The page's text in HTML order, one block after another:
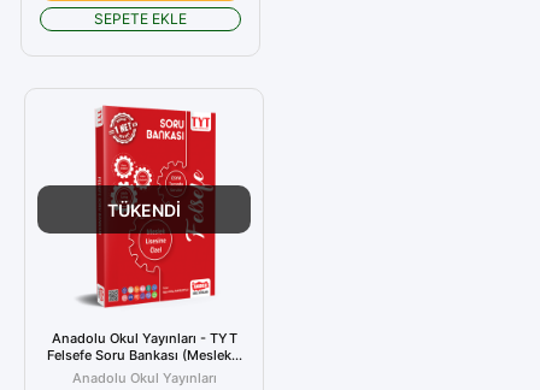
SEPETE EKLE
TÜKENDİ
Anadolu Okul Yayınları - TYT
Felsefe Soru Bankası (Meslek...
Anadolu Okul Yayınları